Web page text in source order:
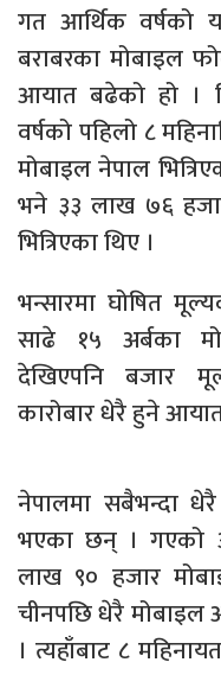
गत आर्थिक वर्षको
बराबरका मोबाइल
आयात बढेको हो ।
वर्षको पहिलो ८
मोबाइल नेपाल
भने ३३ लाख ७६
भित्रिएका थिए ।
भन्सारमा घोषित
साढे १५ अर्बका
देखिएपनि बजार
कारोबार धेरै हुने
नेपालमा सबैभन्दा
भएका छन् । गएको
लाख ९० हजार
चीनपछि धेरै
। त्यहाँबाट ८